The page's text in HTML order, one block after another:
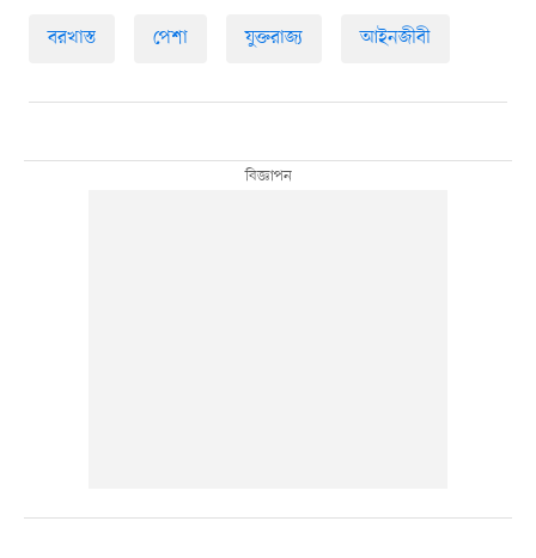
বরখাস্ত পেশা যুক্তরাজ্য আইনজীবী